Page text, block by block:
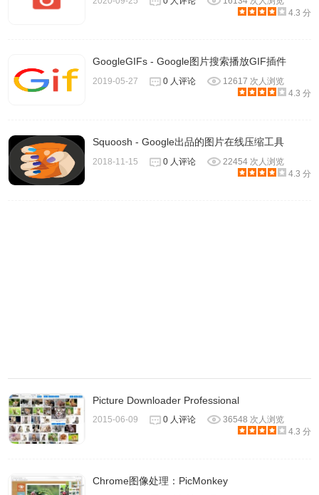
提供方：Joshua B
https://github.com/bijij/ViewImage
4.3 分
GoogleGIFs - Google图片搜索播放GIF插件
2019-05-27 0 人评论
12617 次人浏览
4.3 分
Squoosh - Google出品的图片在线压缩工具
2018-11-15 0 人评论
22454 次人浏览
4.3 分
Picture Downloader Professional
2015-06-09 0 人评论
36548 次人浏览
4.3 分
Chrome图像处理：PicMonkey